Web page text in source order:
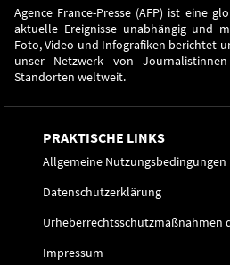
Agence France-Presse (AFP) ist eine
aktuelle Ereignisse unabhängig und
Foto, Video und Infografiken berichtet
unser Netzwerk von
Standorten weltweit.
PRAKTISCHE LINKS
Allgemeine Nutzungsbedingungen
Datenschutzerklärung
Urheberrechtsschutzmaßnahmen
Impressum